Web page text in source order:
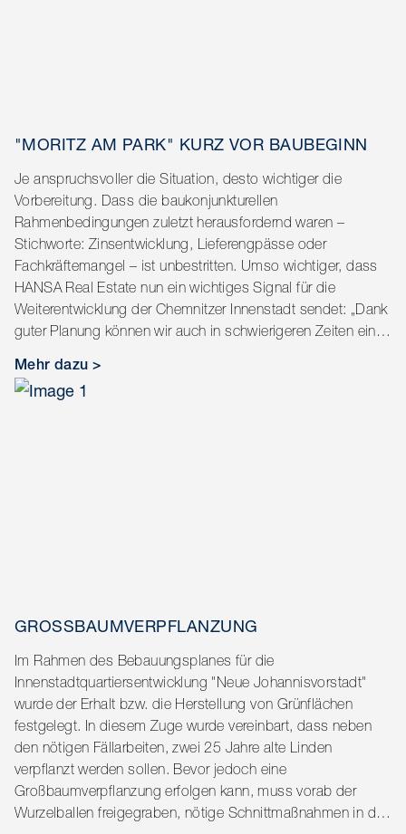
"MORITZ AM PARK" KURZ VOR BAUBEGINN
Je anspruchsvoller die Situation, desto wichtiger die
Vorbereitung. Dass die baukonjunkturellen
Rahmenbedingungen zuletzt herausfordernd waren –
Stichworte: Zinsentwicklung, Lieferengpässe oder
Fachkräftemangel – ist unbestritten. Umso wichtiger, dass
HANSA Real Estate nun ein wichtiges Signal für die
Weiterentwicklung der Chemnitzer Innenstadt sendet: „Dank
guter Planung können wir auch in schwierigeren Zeiten ein
bester Lage an den Markt bringen – das Neubauprojekt
‚Moritz am Park‘ in der Neuen Johannisvorstadt“, erklärt
Mehr dazu >
GROSSBAUMVERPFLANZUNG
Im Rahmen des Bebauungsplanes für die
Innenstadtquartiersentwicklung "Neue Johannisvorstadt"
wurde der Erhalt bzw. die Herstellung von Grünflächen
festgelegt. In diesem Zuge wurde vereinbart, dass neben
den nötigen Fällarbeiten, zwei 25 Jahre alte Linden
verpflanzt werden sollen. Bevor jedoch eine
Großbaumverpflanzung erfolgen kann, muss vorab der
Wurzelballen freigegraben, nötige Schnittmaßnahmen in der